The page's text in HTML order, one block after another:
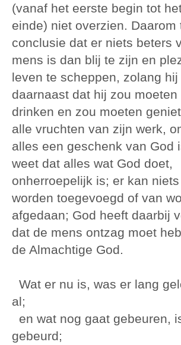
(vanaf het eerste begin tot
einde) niet overzien. Daarom
conclusie dat er niets beters
mens is dan blij te zijn en
leven te scheppen, zolang hij
daarnaast dat hij zou moeten
drinken en zou moeten
alle vruchten van zijn werk,
alles een geschenk van God
weet dat alles wat God doet,
onherroepelijk is; er kan
worden toegevoegd of van
afgedaan; God heeft daarbij
dat de mens ontzag moet
de Almachtige God.
Wat er nu is, was er lang
al;
en wat nog gaat gebeuren,
gebeurd;